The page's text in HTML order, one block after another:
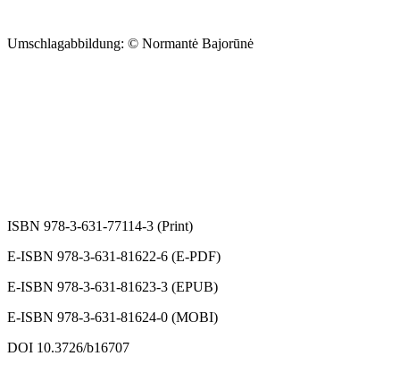
Umschlagabbildung: © Normantė Bajorūnė
ISBN 978-3-631-77114-3 (Print)
E-ISBN 978-3-631-81622-6 (E-PDF)
E-ISBN 978-3-631-81623-3 (EPUB)
E-ISBN 978-3-631-81624-0 (MOBI)
DOI 10.3726/b16707